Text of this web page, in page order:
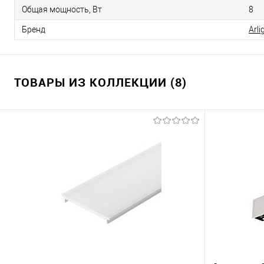
Общая мощность, Вт 8
Бренд
ТОВАРЫ ИЗ КОЛЛЕКЦИИ (8)